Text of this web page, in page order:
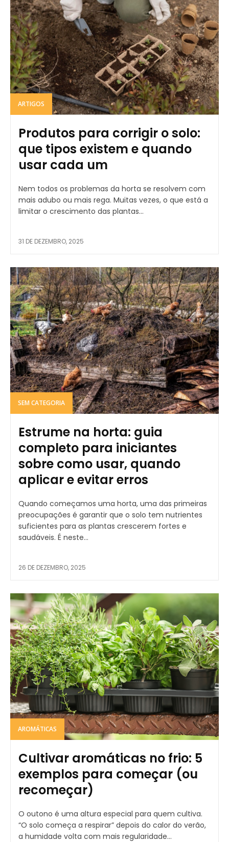
ARTIGOS
Produtos para corrigir o solo:
que tipos existem e quando
usar cada um
Nem todos os problemas da horta se resolvem com
mais adubo ou mais rega. Muitas vezes, o que está a
limitar o crescimento das plantas...
31 DE DEZEMBRO, 2025
SEM CATEGORIA
Estrume na horta: guia
completo para iniciantes
sobre como usar, quando
aplicar e evitar erros
Quando começamos uma horta, uma das primeiras
preocupações é garantir que o solo tem nutrientes
suficientes para as plantas crescerem fortes e
saudáveis. É neste...
26 DE DEZEMBRO, 2025
AROMÁTICAS
Cultivar aromáticas no frio: 5
exemplos para começar (ou
recomeçar)
O outono é uma altura especial para quem cultiva.
“O solo começa a respirar” depois do calor do verão,
a humidade volta com mais regularidade...